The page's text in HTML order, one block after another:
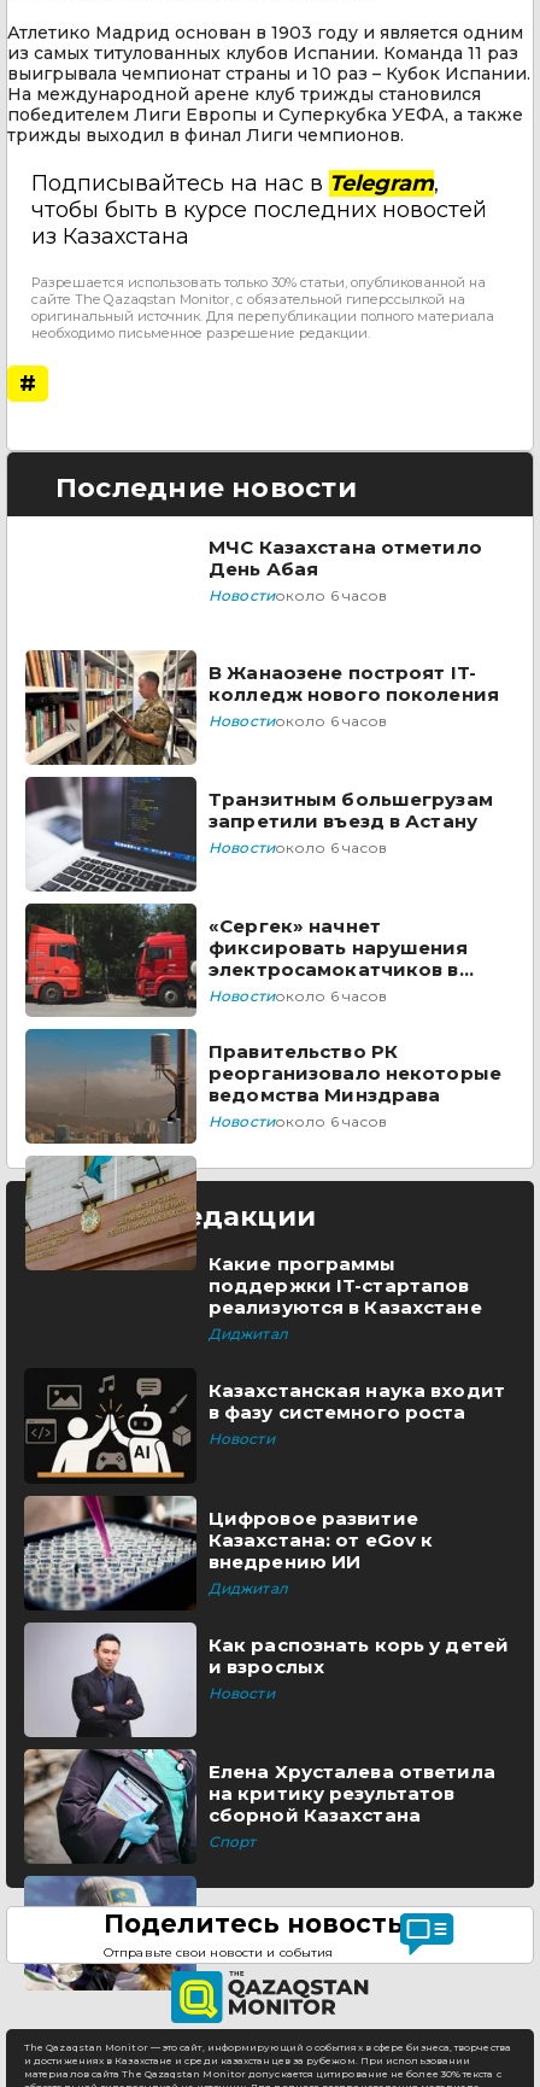
Атлетико Мадрид основан в 1903 году и является одним
из самых титулованных клубов Испании. Команда 11 раз
выигрывала чемпионат страны и 10 раз – Кубок Испании.
На международной арене клуб трижды становился
победителем Лиги Европы и Суперкубка УЕФА, а также
трижды выходил в финал Лиги чемпионов.
Подписывайтесь на нас в Telegram,
чтобы быть в курсе последних новостей
из Казахстана
Разрешается использовать только 30% статьи, опубликованной на
сайте The Qazaqstan Monitor, с обязательной гиперссылкой на
оригинальный источник. Для перепубликации полного материала
необходимо письменное разрешение редакции.
#
Последние новости
МЧС Казахстана отметило
День Абая
Новостиоколо 6 часов
В Жанаозене построят IT-
колледж нового поколения
Новостиоколо 6 часов
Транзитным большегрузам
запретили въезд в Астану
Новостиоколо 6 часов
«Сергек» начнет
фиксировать нарушения
электросамокатчиков в
Алматы
Новостиоколо 6 часов
Правительство РК
реорганизовало некоторые
ведомства Минздрава
Новостиоколо 6 часов
Выбор редакции
Какие программы
поддержки IT-стартапов
реализуются в Казахстане
Диджитал
Казахстанская наука входит
в фазу системного роста
Новости
Цифровое развитие
Казахстана: от eGov к
внедрению ИИ
Диджитал
Как распознать корь у детей
и взрослых
Новости
Елена Хрусталева ответила
на критику результатов
сборной Казахстана
Спорт
Поделитесь новостью
Отправьте свои новости и события
The Qazaqstan Monitor — это сайт, информирующий о событиях в сфере бизнеса, творчества
и достижениях в Казахстане и среди казахстанцев за рубежом. При использовании
материалов сайта The Qazaqstan Monitor допускается цитирование не более 30% текста с